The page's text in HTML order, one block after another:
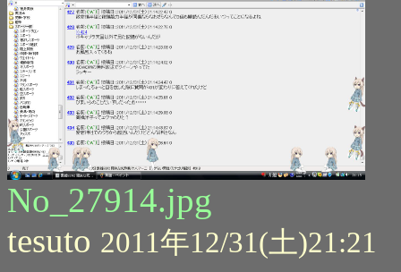
No_27914.jpg
tesuto 2011年12/31(土)21:21